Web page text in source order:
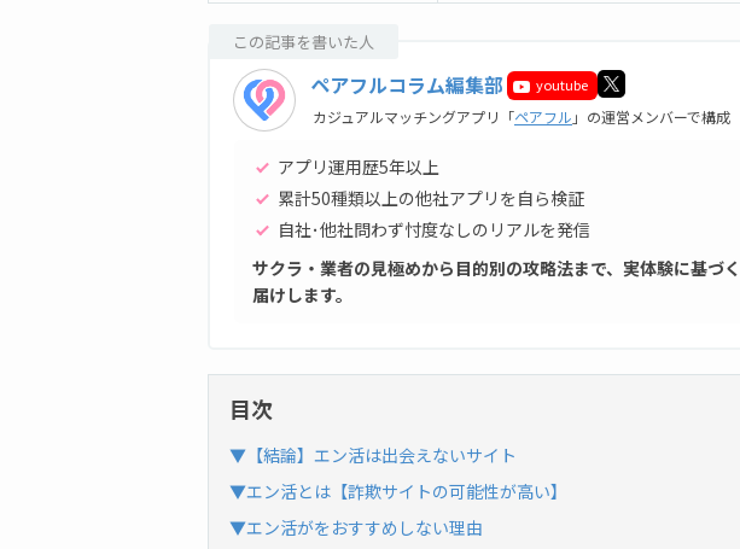
この記事を書いた人
ペアフルコラム編集部 youtube
カジュアルマッチングアプリ「ペアフル 」の運営メンバーで構成
アプリ運用歴5年以上
累計50種類以上の他社アプリを自ら検証
自社･他社問わず忖度なしのリアルを発信
サクラ・業者の見極めから目的別の攻略法まで、実体験に基づく
届けします。
目次
▼【結論】エン活は出会えないサイト
▼エン活とは【詐欺サイトの可能性が高い】
▼エン活がをおすすめしない理由